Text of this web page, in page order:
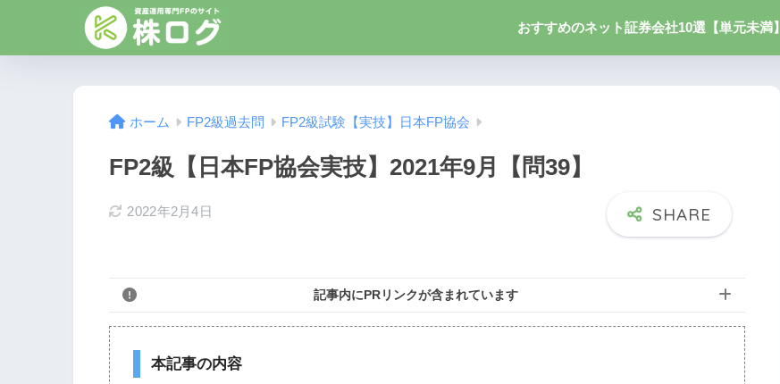
おすすめのネット証券会社10選【単元未満】
ホーム FP2級過去問 FP2級試験【実技】日本FP協会
FP2級【日本FP協会実技】2021年9月【問39】
2022年2月4日
記事内にPRリンクが含まれています
本記事の内容